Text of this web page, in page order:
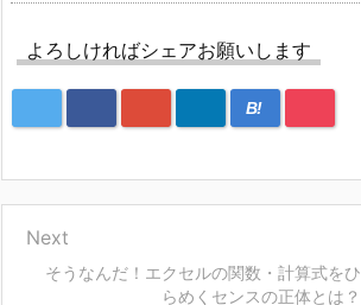
よろしければシェアお願いします
B!
そうなんだ！エクセルの関数・計算式をひ
らめくセンスの正体とは？
Next